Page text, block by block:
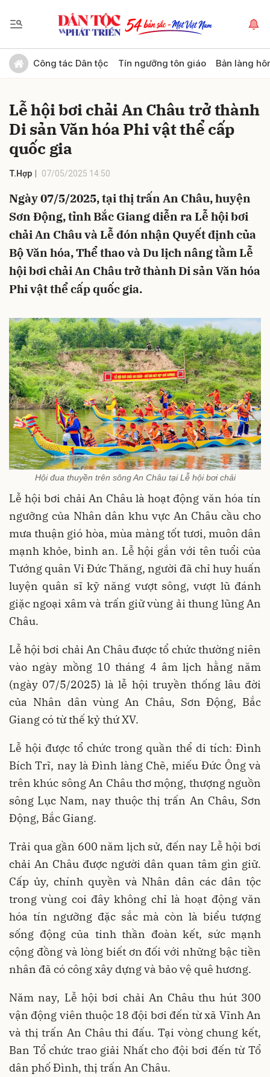
Công tác Dân tộc Tín ngưỡng tôn giáo Bản làng
Lễ hội bơi chải An Châu trở thành
Di sản Văn hóa Phi vật thể cấp
quốc gia
T.Hợp 07/05/2025 14:50
Ngày 07/5/2025, tại thị trấn An Châu, huyện
Sơn Động, tỉnh Bắc Giang diễn ra Lễ hội bơi
chải An Châu và Lễ đón nhận Quyết định của
Bộ Văn hóa, Thể thao và Du lịch nâng tầm Lễ
hội bơi chải An Châu trở thành Di sản Văn hóa
Phi vật thể cấp quốc gia.
Hội đua thuyền trên sông An Châu tại Lễ hội bơi chải
Lễ hội bơi chải An Châu là hoạt động văn hóa tín
ngưỡng của Nhân dân khu vực An Châu cầu cho
mưa thuận gió hòa, mùa màng tốt tươi, muôn dân
mạnh khỏe, bình an. Lễ hội gắn với tên tuổi của
Tướng quân Vi Đức Thăng, người đã chỉ huy huấn
luyện quân sĩ kỹ năng vượt sông, vượt lũ đánh
giặc ngoại xâm và trấn giữ vùng ải thung lũng An
Châu.
Lễ hội bơi chải An Châu được tổ chức thường niên
vào ngày mồng 10 tháng 4 âm lịch hằng năm
(ngày 07/5/2025) là lễ hội truyền thống lâu đời
của Nhân dân vùng An Châu, Sơn Động, Bắc
Giang có từ thế kỷ thứ XV.
Lễ hội được tổ chức trong quần thể di tích: Đình
Bích Trĩ, nay là Đình làng Chẽ, miếu Đức Ông và
trên khúc sông An Châu thơ mộng, thượng nguồn
sông Lục Nam, nay thuộc thị trấn An Châu, Sơn
Động, Bắc Giang.
Trải qua gần 600 năm lịch sử, đến nay Lễ hội bơi
chải An Châu được người dân quan tâm gìn giữ.
Cấp ủy, chính quyền và Nhân dân các dân tộc
trong vùng coi đây không chỉ là hoạt động văn
hóa tín ngưỡng đặc sắc mà còn là biểu tượng
sống động của tinh thần đoàn kết, sức mạnh
cộng đồng và lòng biết ơn đối với những bậc tiền
nhân đã có công xây dựng và bảo vệ quê hương.
Năm nay, Lễ hội bơi chải An Châu thu hút 300
vận động viên thuộc 18 đội bơi đến từ xã Vĩnh An
và thị trấn An Châu thi đấu. Tại vòng chung kết,
Ban Tổ chức trao giải Nhất cho đội bơi đến từ Tổ
dân phố Đình, thị trấn An Châu.
Gửi bình luận